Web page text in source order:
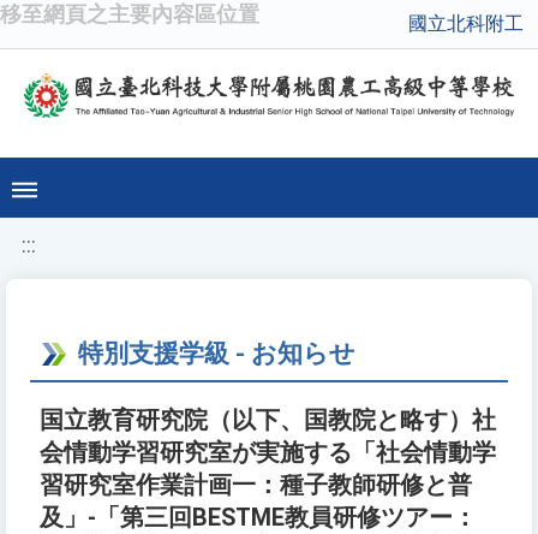
移至網頁之主要內容區位置 國立北科附工
:::
特別支援学級 - お知らせ
国立教育研究院（以下、国教院と略す）社
会情動学習研究室が実施する「社会情動学
習研究室作業計画一：種子教師研修と普
及」-「第三回BESTME教員研修ツアー：